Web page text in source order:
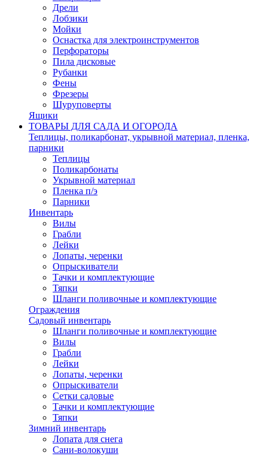
Дрели
Лобзики
Мойки
Оснастка для электроинструментов
Перфораторы
Пила дисковые
Рубанки
Фены
Фрезеры
Шуруповерты
Ящики
ТОВАРЫ ДЛЯ САДА И ОГОРОДА
Теплицы, поликарбонат, укрывной материал, пленка,
парники
Теплицы
Поликарбонаты
Укрывной материал
Пленка п/э
Парники
Инвентарь
Вилы
Грабли
Лейки
Лопаты, черенки
Опрыскиватели
Тачки и комплектующие
Тяпки
Шланги поливочные и комплектующие
Ограждения
Садовый инвентарь
Шланги поливочные и комплектующие
Вилы
Грабли
Лейки
Лопаты, черенки
Опрыскиватели
Сетки садовые
Тачки и комплектующие
Тяпки
Зимний инвентарь
Лопата для снега
Сани-волокуши